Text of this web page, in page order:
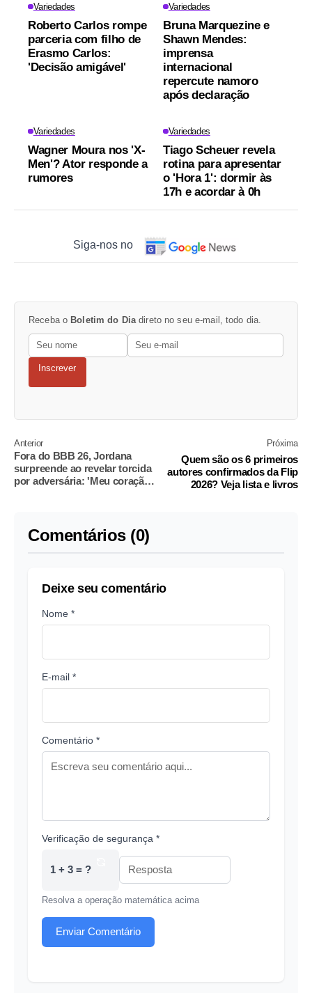
Variedades
Roberto Carlos rompe
parceria com filho de
Erasmo Carlos:
'Decisão amigável'
Variedades
Bruna Marquezine e
Shawn Mendes:
imprensa
internacional
repercute namoro
após declaração
Variedades
Wagner Moura nos 'X-
Men'? Ator responde a
rumores
Variedades
Tiago Scheuer revela
rotina para apresentar
o 'Hora 1': dormir às
17h e acordar à 0h
Siga-nos no
Receba o Boletim do Diadireto no seu e-mail, todo dia.
Inscrever
Anterior
Fora do BBB 26, Jordana
surpreende ao revelar torcida
por adversária: 'Meu coração
Próxima
Quem são os 6 primeiros
autores confirmados da Flip
2026? Veja lista e livros
Comentários (0)
Deixe seu comentário
Nome *
E-mail *
Comentário *
Verificação de segurança *
1 + 3 = ?
Resolva a operação matemática acima
Enviar Comentário